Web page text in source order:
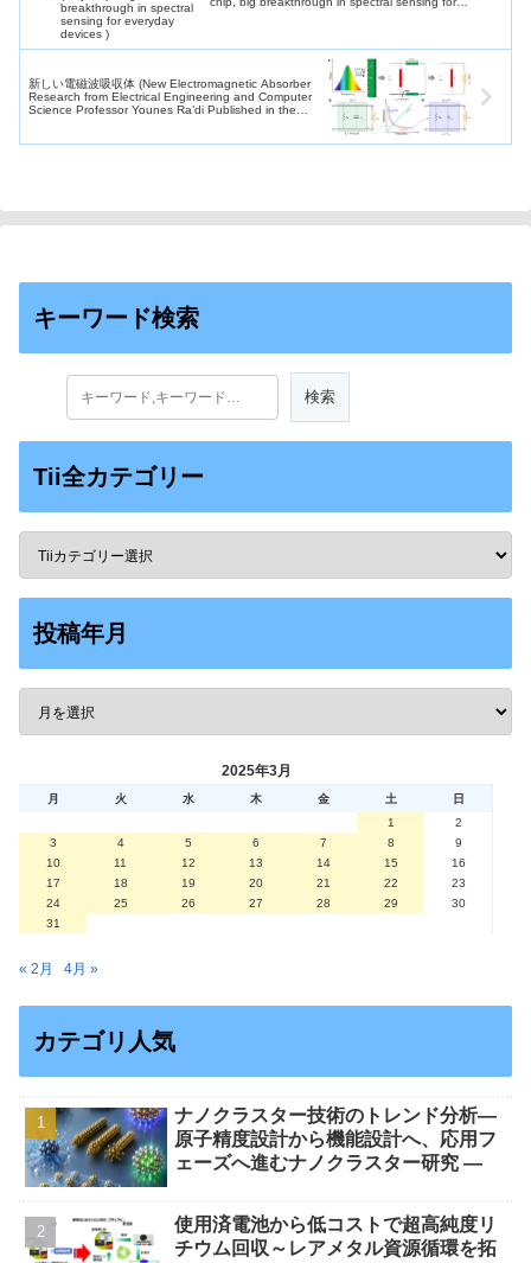
新しい電磁波吸収体 (New Electromagnetic Absorber
Research from Electrical Engineering and Computer
Science Professor Younes Ra’di Published in the
キーワード検索
Tii全カテゴリー
投稿年月
2025年3月
月 火 水 木 金 土
日
1
2
3
4 5 6 7 8
9
10
11 12 13 14 15
16
17
18 19 20 21 22
23
24
25 26 27 28 29
30
31
« 2月 4月 »
カテゴリ人気
ナノクラスター技術のトレンド分析―
原子精度設計から機能設計へ、応用フ
ェーズへ進むナノクラスター研究 ―
使用済電池から低コストで超高純度リ
チウム回収～レアメタル資源循環を拓